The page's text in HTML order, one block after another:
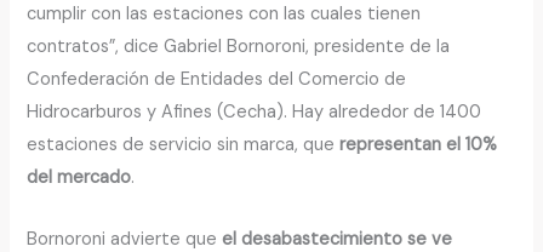
cumplir con las estaciones con las cuales tienen
contratos”, dice Gabriel Bornoroni, presidente de la
Confederación de Entidades del Comercio de
Hidrocarburos y Afines (Cecha). Hay alrededor de 1400
estaciones de servicio sin marca, querepresentan el 10%
del mercado.
Bornoroni advierte queel desabastecimiento se ve